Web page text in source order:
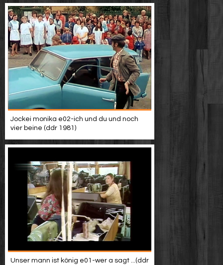
Jockei monika e02-ich und du und noch
vier beine (ddr 1981)
Unser mann ist könig e01-wer a sagt ...(ddr